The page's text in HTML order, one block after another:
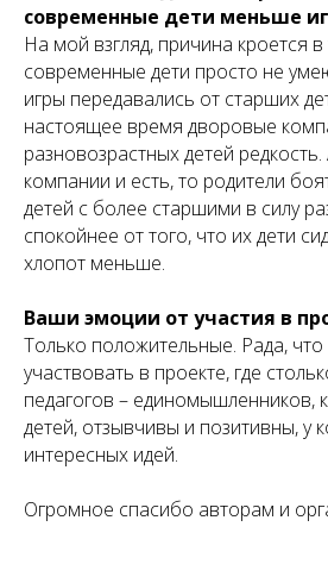
современные дети меньше
На мой взгляд, причина кроется
современные дети просто не
игры передавались от старших
настоящее время дворовые
разновозрастных детей редкость.
компании и есть, то родители
детей с более старшими в силу
спокойнее от того, что их дети
хлопот меньше.
Ваши эмоции от участия в
Только положительные. Рада,
участвовать в проекте, где
педагогов – единомышленников,
детей, отзывчивы и позитивны, у
интересных идей.
Огромное спасибо авторам и